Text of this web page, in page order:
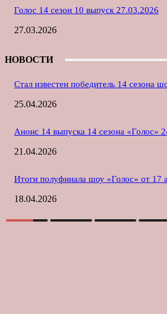
Голос 14 сезон 10 выпуск 27.03.2026
27.03.2026
НОВОСТИ
Стал известен победитель 14 сезона
25.04.2026
Анонс 14 выпуска 14 сезона «Голос»
21.04.2026
Итоги полуфинала шоу «Голос» от 17
18.04.2026